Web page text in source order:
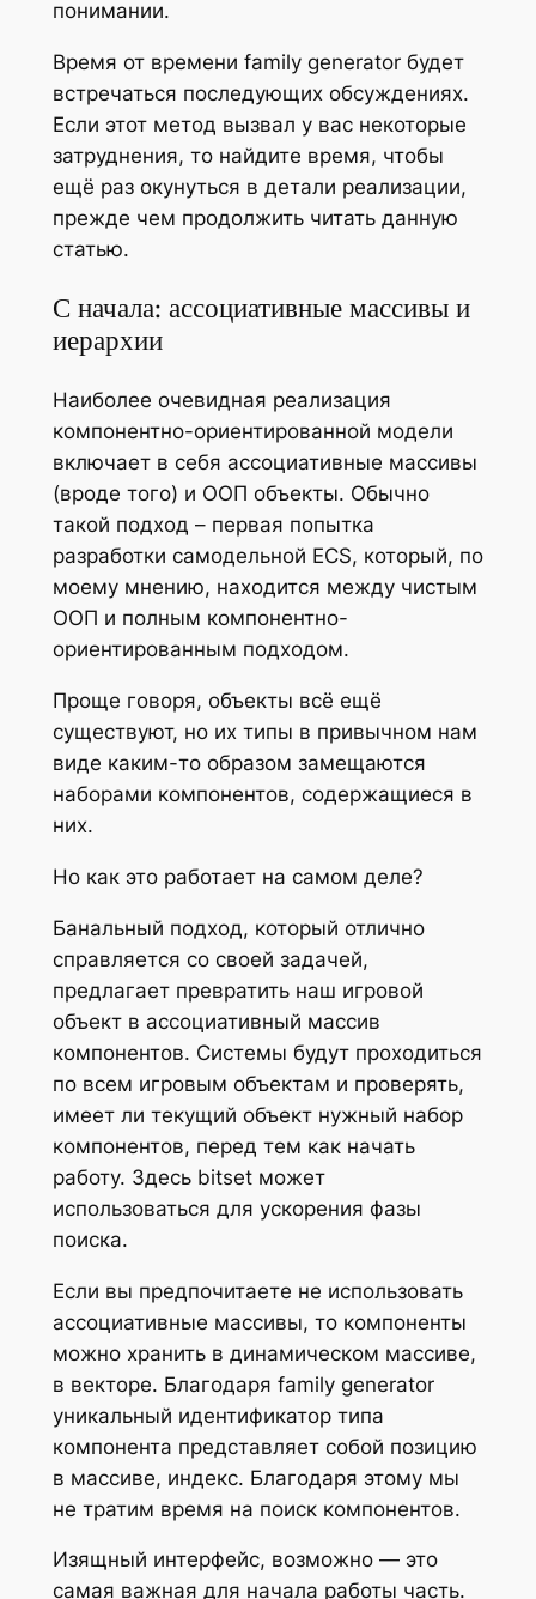
понимании.
Время от времени family generator будет
встречаться последующих обсуждениях.
Если этот метод вызвал у вас некоторые
затруднения, то найдите время, чтобы
ещё раз окунуться в детали реализации,
прежде чем продолжить читать данную
статью.
С начала: ассоциативные массивы и
иерархии
Наиболее очевидная реализация
компонентно-ориентированной модели
включает в себя ассоциативные массивы
(вроде того) и ООП объекты. Обычно
такой подход – первая попытка
разработки самодельной ECS, который, по
моему мнению, находится между чистым
ООП и полным компонентно-
ориентированным подходом.
Проще говоря, объекты всё ещё
существуют, но их типы в привычном нам
виде каким-то образом замещаются
наборами компонентов, содержащиеся в
них.
Но как это работает на самом деле?
Банальный подход, который отлично
справляется со своей задачей,
предлагает превратить наш игровой
объект в ассоциативный массив
компонентов. Системы будут проходиться
по всем игровым объектам и проверять,
имеет ли текущий объект нужный набор
компонентов, перед тем как начать
работу. Здесь bitset может
использоваться для ускорения фазы
поиска.
Если вы предпочитаете не использовать
ассоциативные массивы, то компоненты
можно хранить в динамическом массиве,
в векторе. Благодаря family generator
уникальный идентификатор типа
компонента представляет собой позицию
в массиве, индекс. Благодаря этому мы
не тратим время на поиск компонентов.
Изящный интерфейс, возможно — это
самая важная для начала работы часть.